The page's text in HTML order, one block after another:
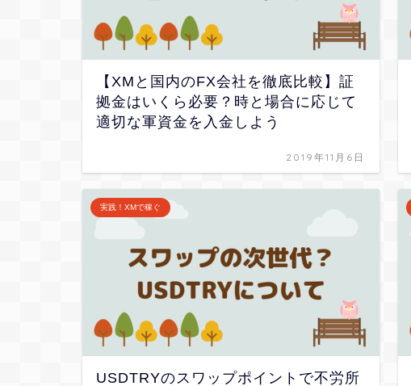
【XMと国内のFX会社を徹底比較】証
拠金はいくら必要？時と場合に応じて
適切な軍資金を入金しよう
2019年11月6日
実践！XMで稼ぐ
USDTRYのスワップポイントで不労所